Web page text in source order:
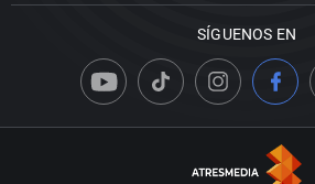
SÍGUENOS EN